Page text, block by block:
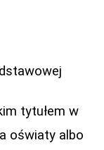
tytułem w
oświaty albo